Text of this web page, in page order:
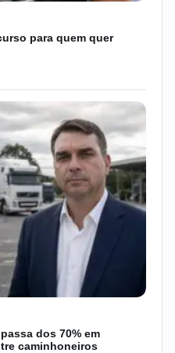
para quem quer
dos 70% em
caminhoneiros